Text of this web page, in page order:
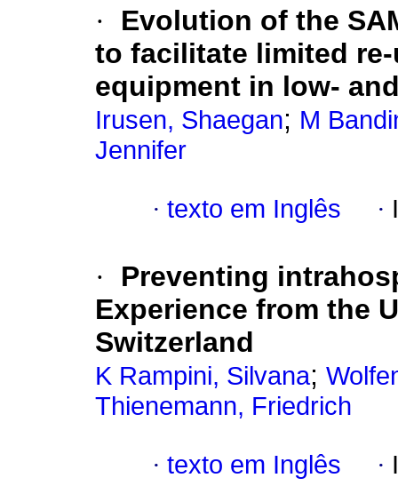
·
Evolution of the
to facilitate limited
equipment in low-
Irusen, Shaegan; M
Jennifer
· texto em Inglês ·
·
Preventing
Experience from the
Switzerland
K Rampini, Silvana;
Thienemann, Friedrich
· texto em Inglês ·